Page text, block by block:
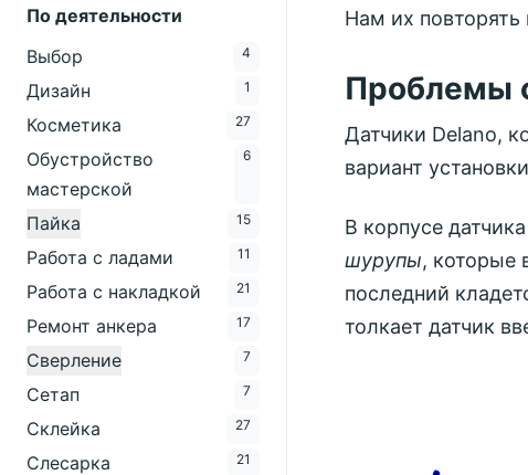
По деятельности
Выбор
4
Дизайн 1
Косметика 27
Обустройство
мастерской
6
Пайка 15
Работа с ладами 11
Работа с накладкой 21
Ремонт анкера 17
Сверление 7
Сетап 7
Склейка 27
Слесарка 21
Нам их повторять
Проблемы
Датчики Delano,
вариант
В корпусе
шурупы, которые
последний
толкает датчик